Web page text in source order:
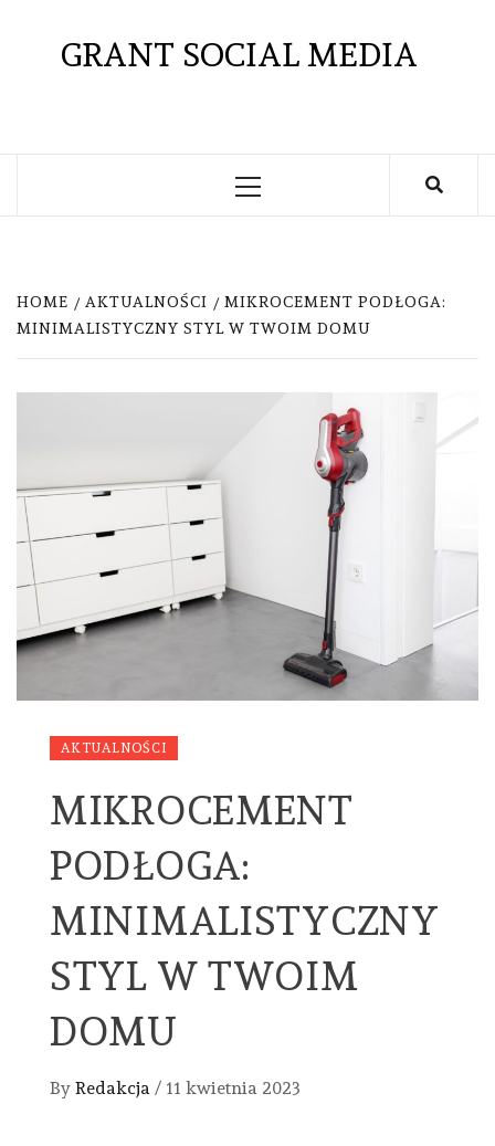
GRANT SOCIAL MEDIA
Primary
HOME AKTUALNOŚCI
MIKROCEMENT PODŁOGA:
MINIMALISTYCZNY STYL W TWOIM DOMU
AKTUALNOŚCI
MIKROCEMENT
PODŁOGA:
MINIMALISTYCZNY
STYL W TWOIM
DOMU
By Redakcja / 11 kwietnia 2023